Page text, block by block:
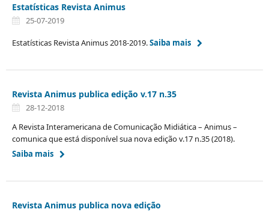
Estatísticas Revista Animus
25-07-2019
Estatísticas Revista Animus 2018-2019.Saiba mais
Revista Animus publica edição v.17 n.35
28-12-2018
A Revista Interamericana de Comunicação Midiática – Animus –
comunica que está disponível sua nova edição v.17 n.35 (2018).
Saiba mais
Revista Animus publica nova edição